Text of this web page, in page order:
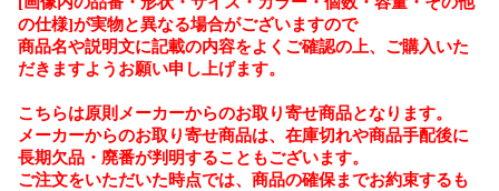
の仕様]が実物と異なる場合がございますので
商品名や説明文に記載の内容をよくご確認の上、ご購入いた
だきますようお願い申し上げます。
こちらは原則メーカーからのお取り寄せ商品となります。
メーカーからのお取り寄せ商品は、在庫切れや商品手配後に
長期欠品・廃番が判明することもございます。
ご注文をいただいた時点では、商品の確保までお約束するも